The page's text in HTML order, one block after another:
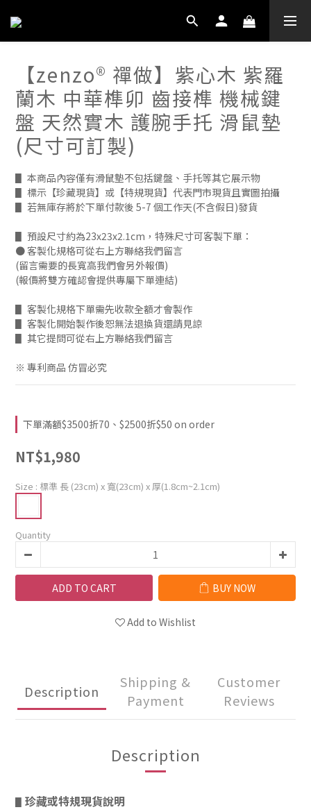
【zenzo® 禪做】紫心木 紫羅
蘭木 中華榫卯 齒接榫 機械鍵
盤 天然實木 護腕手托 滑鼠墊
(尺寸可訂製)
▋ 本商品內容僅有滑鼠墊不包括鍵盤、手托等其它展示物
▋ 標示【珍藏現貨】或【特規現貨】代表門市現貨且實圖拍攝
▋ 若無庫存將於下單付款後 5-7 個工作天(不含假日)發貨
▋ 預設尺寸約為23x23x2.1cm，特殊尺寸可客製下單：
● 客製化規格可從右上方聯絡我們留言
(留言需要的長寬高我們會另外報價)
(報價將雙方確認會提供專屬下單連結)
▋ 客製化規格下單需先收款全額才會製作
▋ 客製化開始製作後恕無法退換貨還請見諒
▋ 其它提問可從右上方聯絡我們留言
※ 專利商品 仿冒必究
下單滿額$3500折70、$2500折$50 on order
NT$1,980
Size : 標準 長 (23cm) x 寬(23cm) x 厚(1.8cm~2.1cm)
Quantity
ADD TO CART BUY NOW
Add to Wishlist
Description
Shipping &
Payment
Customer
Reviews
Description
▋ 珍藏或特規現貨說明